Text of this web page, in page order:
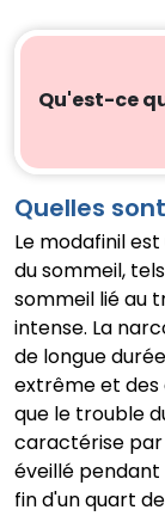
Qu'est-ce
Quelles
Le modafinil
du sommeil,
sommeil lié au
intense. La
de longue
extrême et des
que le trouble
caractérise
éveillé pendant
fin d'un quart